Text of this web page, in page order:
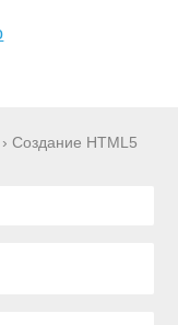
› Создание HTML5